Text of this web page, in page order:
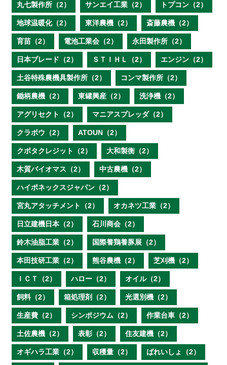
丸七製作所（2） サンエイ工業（2） トプコン（2）
地球温暖化（2） 東洋農機（2） 斎藤農機（2）
育苗（2） 電池工業会（2） 永田製作所（2）
日本ブレード（2） ＳＴＩＨＬ（2） エンジン（2）
土谷特殊農機具製作所（2） コンマ製作所（2）
鋤柄農機（2） 東罐興産（2） 洗浄機（2）
アグリセクト（2） マニアスプレッダ（2）
クラボウ（2） ATOUN（2）
クボタクレジット（2） 大和製衡（2）
木質バイオマス（2） 中古農機（2）
ハイポネックスジャパン（2）
宮丸アタッチメント（2） オカネツ工業（2）
日立建機日本（2） 石川商会（2）
鈴木油脂工業（2） 国際養鶏養豚展（2）
本田技研工業（2） 熊谷農機（2） 芝刈機（2）
ＩＣＴ（2） ハロー（2） オイル（2）
飼料（2） 箱処理剤（2） 光選別機（2）
生産費（2） シンポジウム（2） 作業台車（2）
土佐農機（2） 表彰（2） 住友建機（2）
オギハラ工業（2） 収穫量（2） ばれいしょ（2）